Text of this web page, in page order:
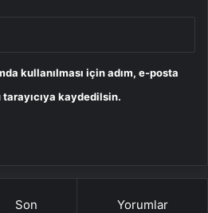
kullanılması için adım, e-posta
kaydedilsin.
Son Yorumlar